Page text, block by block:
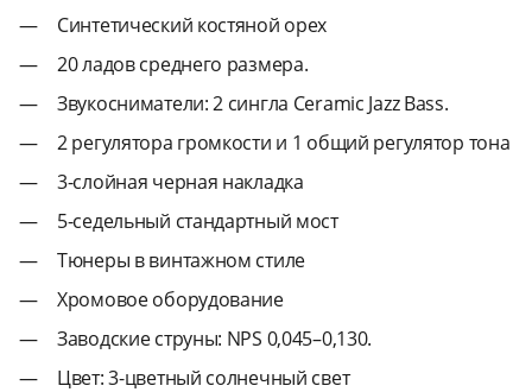
Синтетический костяной орех
20 ладов среднего размера.
Звукосниматели: 2 сингла Ceramic Jazz Bass.
2 регулятора громкости и 1 общий регулятор тона
3-слойная черная накладка
5-седельный стандартный мост
Тюнеры в винтажном стиле
Хромовое оборудование
Заводские струны: NPS 0,045–0,130.
Цвет: 3-цветный солнечный свет